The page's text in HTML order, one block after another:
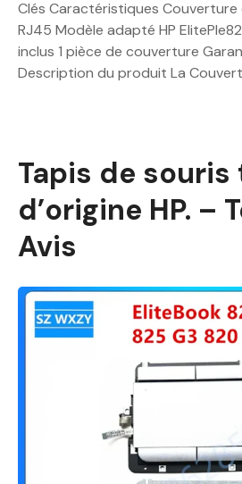
Clés Caractéristiques
RJ45 Modèle adapté HP
inclus 1 pièce de couverture
Description du produit La
Tapis de
d’origine HP. –
Avis